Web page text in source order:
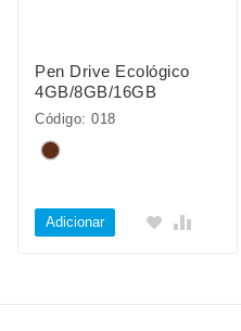
Pen Drive Ecológico
4GB/8GB/16GB
Código: 018
Adicionar